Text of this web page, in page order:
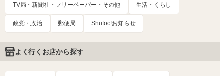
TV局・新聞社・フリーペーパー・その他 生活・くらし
政党・政治 郵便局 Shufoo!お知らせ
よく行くお店から探す